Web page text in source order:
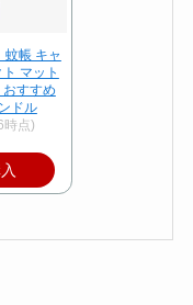
蚊帳 キャ
マット
すすめ
ドル
時点)